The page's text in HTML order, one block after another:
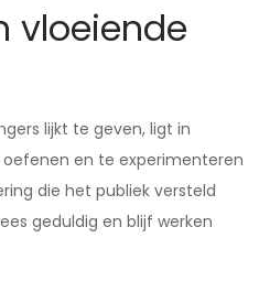
vloeiende
lijkt te geven, ligt in
en te experimenteren
die het publiek versteld
geduldig en blijf werken